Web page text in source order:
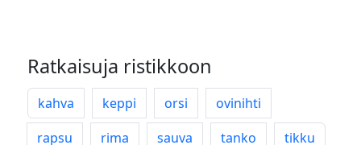
Ratkaisuja ristikkoon
kahva keppi orsi
ovinihti
rapsu
rima sauva tanko tikku